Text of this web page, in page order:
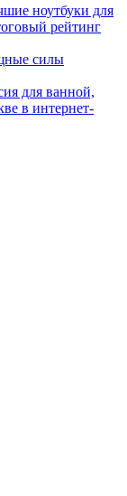
ноутбуки для
рейтинг
силы
для ванной,
в интернет-